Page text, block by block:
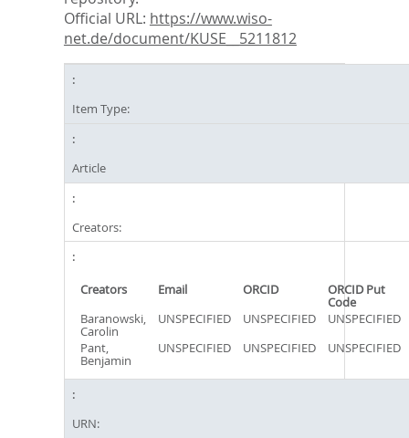
Official URL: https://www.wiso-
net.de/document/KUSE__5211812
Item Type:
Article
Creators:
Creators Email ORCID ORCID Put
Code
Baranowski,
Carolin
UNSPECIFIED UNSPECIFIED
UNSPECIFIED
Pant,
Benjamin
UNSPECIFIED UNSPECIFIED UNSPECIFIED
URN: